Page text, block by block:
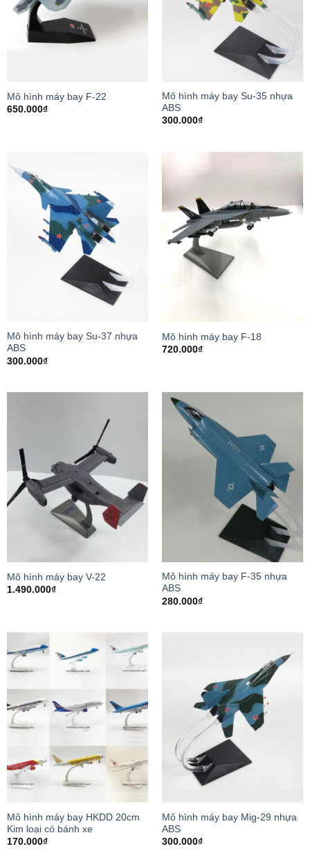
Mô hình máy bay F-22
650.000₫
Mô hình máy bay Su-35 nhựa
ABS
300.000₫
Mô hình máy bay Su-37 nhựa
ABS
300.000₫
Mô hình máy bay F-18
720.000₫
Mô hình máy bay V-22
1.490.000₫
Mô hình máy bay F-35 nhựa
ABS
280.000₫
Mô hình máy bay HKDD 20cm
Kim loại có bánh xe
170.000₫
Mô hình máy bay Mig-29 nhựa
ABS
300.000₫